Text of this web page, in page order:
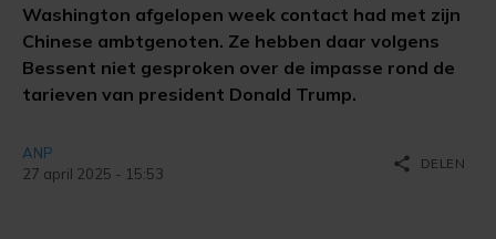
Washington afgelopen week contact had met zijn
Chinese ambtgenoten. Ze hebben daar volgens
Bessent niet gesproken over de impasse rond de
tarieven van president Donald Trump.
ANP
27 april 2025 - 15:53
share DELEN